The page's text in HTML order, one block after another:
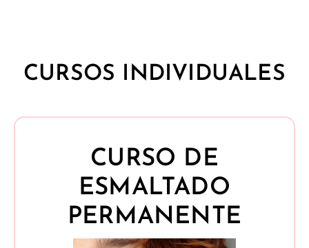
CURSOS INDIVIDUALES
CURSO DE
ESMALTADO
PERMANENTE